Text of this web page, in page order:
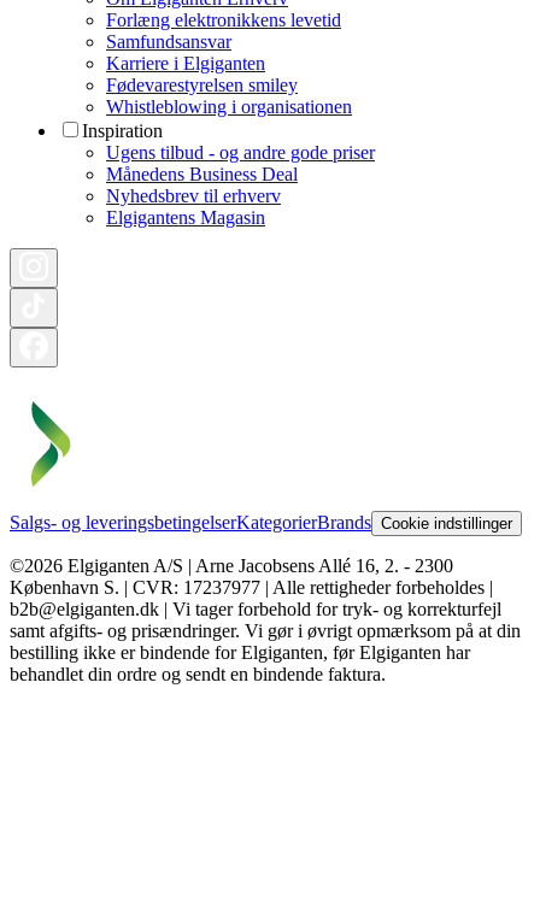
Forlæng elektronikkens levetid
Samfundsansvar
Karriere i Elgiganten
Fødevarestyrelsen smiley
Whistleblowing i organisationen
Inspiration
Ugens tilbud - og andre gode priser
Månedens Business Deal
Nyhedsbrev til erhverv
Elgigantens Magasin
Salgs- og leveringsbetingelserKategorierBrands Cookie indstillinger
©2026 Elgiganten A/S | Arne Jacobsens Allé 16, 2. - 2300
København S. | CVR: 17237977 | Alle rettigheder forbeholdes |
b2b@elgiganten.dk | Vi tager forbehold for tryk- og korrekturfejl
samt afgifts- og prisændringer. Vi gør i øvrigt opmærksom på at din
bestilling ikke er bindende for Elgiganten, før Elgiganten har
behandlet din ordre og sendt en bindende faktura.